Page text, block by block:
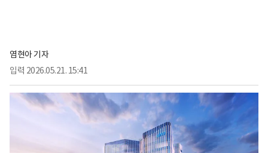
염현아 기자
입력 2026.05.21. 15:41